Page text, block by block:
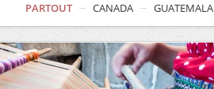
PARTOUT CANADA GUATEMALA